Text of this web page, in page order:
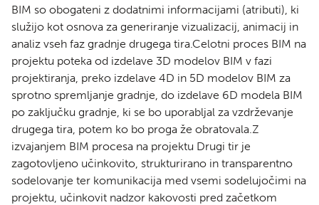
BIM so obogateni z dodatnimi informacijami (atributi), ki
služijo kot osnova za generiranje vizualizacij, animacij in
analiz vseh faz gradnje drugega tira.Celotni proces BIM na
projektu poteka od izdelave 3D modelov BIM v fazi
projektiranja, preko izdelave 4D in 5D modelov BIM za
sprotno spremljanje gradnje, do izdelave 6D modela BIM
po zaključku gradnje, ki se bo uporabljal za vzdrževanje
drugega tira, potem ko bo proga že obratovala.Z
izvajanjem BIM procesa na projektu Drugi tir je
zagotovljeno učinkovito, strukturirano in transparentno
sodelovanje ter komunikacija med vsemi sodelujočimi na
projektu, učinkovit nadzor kakovosti pred začetkom